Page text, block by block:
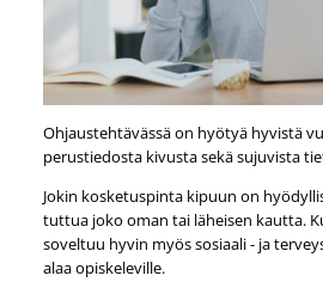
Ohjaustehtävässä on hyötyä hyvistä
perustiedosta kivusta sekä sujuvista
Jokin kosketuspinta kipuun on
tuttua joko oman tai läheisen kautta.
soveltuu hyvin myös sosiaali - ja
alaa opiskeleville.